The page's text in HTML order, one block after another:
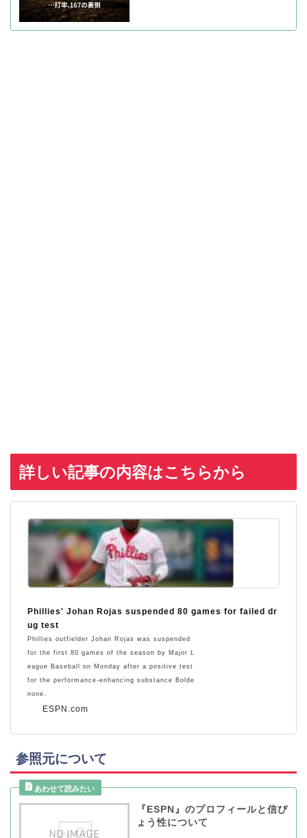
詳しい記事の内容はこちらから
ESPN.com
Phillies' Johan Rojas suspended 80 games for failed dr
ug test
Phillies outfielder Johan Rojas was suspended
for the first 80 games of the season by Major L
eague Baseball on Monday after a positive test
for the performance-enhancing substance Bolde
none.
参照元について
『ESPN』のプロフィールと信ぴ
ょう性について